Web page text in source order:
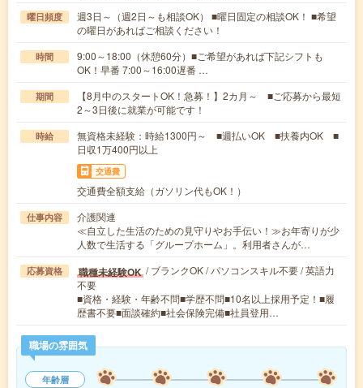
曜日頻度
週3日～（週2日～も相談OK） ■曜日固定の相談OK！ ■希望
の曜日があればご相談ください！
時間
9:00～18:00（休憩60分）■ご希望があれば下記シフトも
OK！早番 7:00～16:00遅番 …
期間
【8月中のスタートOK！急募！】2カ月～ ■ご応募から最短
2～3日後に就業が可能です！
時給
無資格未経験：時給1300円～ ■週払いOK ■扶養内OK ■
日収1万400円以上
交通費
交通費全額支給（ガソリン代もOK！）
仕事内容
介護関連
≪自立した生活のための見守りやお手伝い！≫お年寄りが少
人数で生活する「グループホーム」。利用者さんが…
応募資格 職種未経験OK / ブランクOK / パソコンスキル不要 / 英語力
不要
■資格・経験・年齢不問■学歴不問■10名以上採用予定！■履
歴書不要■面談確約■社会保険完備■社員登用…
職場の雰囲気
年齢層